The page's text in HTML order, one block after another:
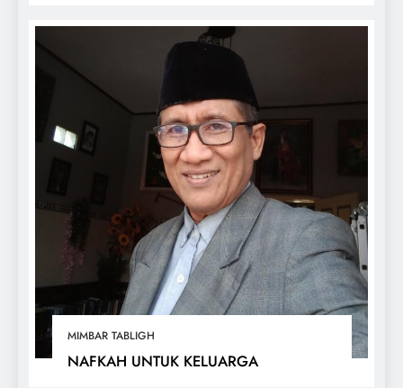
MIMBAR TABLIGH
NAFKAH UNTUK KELUARGA